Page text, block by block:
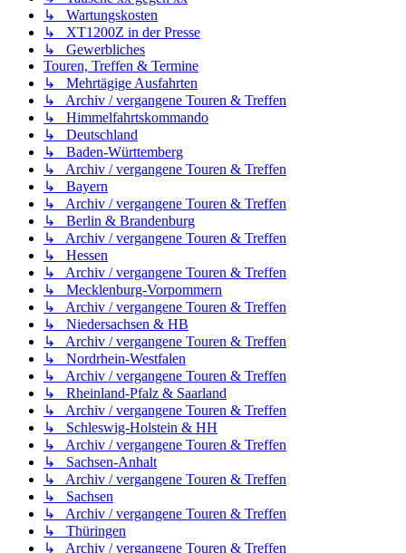
↳ Wartungskosten
↳ XT1200Z in der Presse
↳ Gewerbliches
Touren, Treffen & Termine
↳ Mehrtägige Ausfahrten
↳ Archiv / vergangene Touren & Treffen
↳ Himmelfahrtskommando
↳ Deutschland
↳ Baden-Württemberg
↳ Archiv / vergangene Touren & Treffen
↳ Bayern
↳ Archiv / vergangene Touren & Treffen
↳ Berlin & Brandenburg
↳ Archiv / vergangene Touren & Treffen
↳ Hessen
↳ Archiv / vergangene Touren & Treffen
↳ Mecklenburg-Vorpommern
↳ Archiv / vergangene Touren & Treffen
↳ Niedersachsen & HB
↳ Archiv / vergangene Touren & Treffen
↳ Nordrhein-Westfalen
↳ Archiv / vergangene Touren & Treffen
↳ Rheinland-Pfalz & Saarland
↳ Archiv / vergangene Touren & Treffen
↳ Schleswig-Holstein & HH
↳ Archiv / vergangene Touren & Treffen
↳ Sachsen-Anhalt
↳ Archiv / vergangene Touren & Treffen
↳ Sachsen
↳ Archiv / vergangene Touren & Treffen
↳ Thüringen
↳ Archiv / vergangene Touren & Treffen